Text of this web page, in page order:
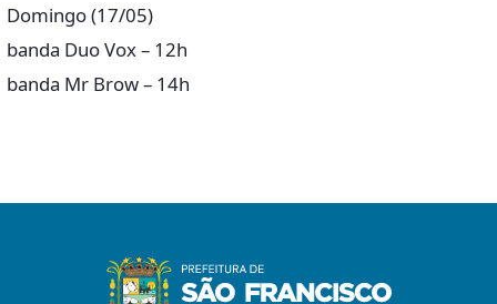
Domingo (17/05)
banda Duo Vox – 12h
banda Mr Brow – 14h